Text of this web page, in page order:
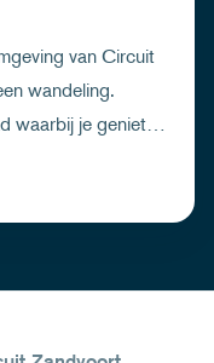
van Circuit
wandeling.
waarbij je geniet